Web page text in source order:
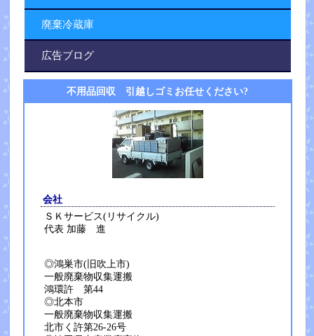
廃棄冷蔵庫
広告ブログ
不用品回収 引越しゴミお任せください?
会社
ＳＫサービス(リサイクル)
代表 加藤 進
◎鴻巣市(旧吹上市)
一般廃棄物収集運搬
鴻環許 第44
◎北本市
一般廃棄物収集運搬
北市く許第26-26号